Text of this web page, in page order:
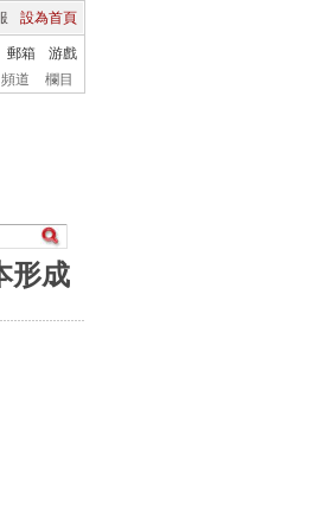
設為首頁
郵箱
游戲
頻道 欄目
形成